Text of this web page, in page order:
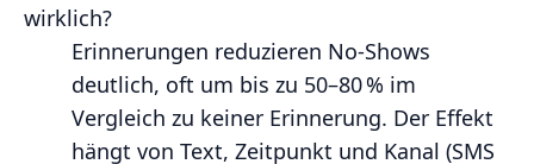
wirklich?
Erinnerungen reduzieren No‑Shows
deutlich, oft um bis zu 50–80 % im
Vergleich zu keiner Erinnerung. Der Effekt
hängt von Text, Zeitpunkt und Kanal (SMS